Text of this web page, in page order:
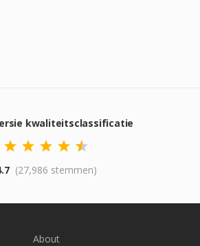
kwaliteitsclassificatie
(27,986 stemmen)
About